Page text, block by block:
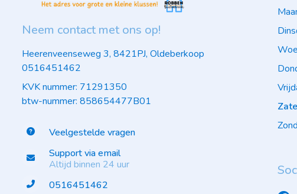
Neem contact met ons op!
Heerenveenseweg 3, 8421PJ, Oldeberkoop
0516451462
KVK nummer: 71291350
btw-nummer: 858654477B01
Veelgestelde vragen
Support via email
Altijd binnen 24 uur
0516451462